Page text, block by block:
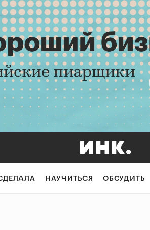
НАУЧИТЬСЯ ОБСУДИТЬ